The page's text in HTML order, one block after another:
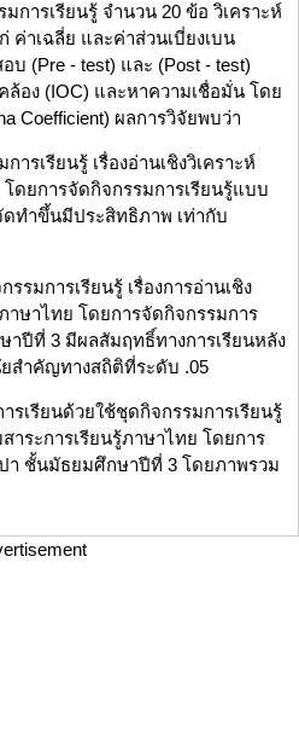
การเรียนรู้ จำนวน 20 ข้อ วิเคราะห์
าเฉลี่ย และค่าส่วนเบี่ยงเบน
(Pre - test) และ (Post - test)
อง (IOC) และหาความเชื่อมั่น โดย
Coefficient) ผลการวิจัยพบว่า
รเรียนรู้ เรื่องอ่านเชิงวิเคราะห์
ดยการจัดกิจกรรมการเรียนรู้แบบ
ทำขึ้นมีประสิทธิภาพ เท่ากับ
รมการเรียนรู้ เรื่องการอ่านเชิง
าษาไทย โดยการจัดกิจกรรมการ
ปีที่ 3 มีผลสัมฤทธิ์ทางการเรียนหลัง
ยสำคัญทางสถิติที่ระดับ .05
รเรียนด้วยใช้ชุดกิจกรรมการเรียนรู้
สาระการเรียนรู้ภาษาไทย โดยการ
า ชั้นมัธยมศึกษาปีที่ 3 โดยภาพรวม